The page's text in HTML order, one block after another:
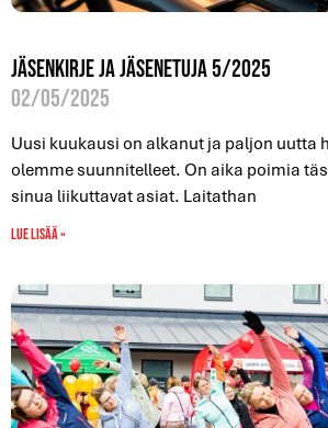
Jäsenkirje ja jäsenetuja 5/2025
02/05/2025
Uusi kuukausi on alkanut ja paljon uutta
olemme suunnitelleet. On aika poimia
sinua liikuttavat asiat. Laitathan
Lue lisää »